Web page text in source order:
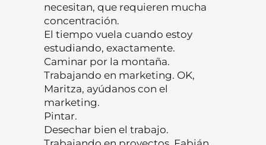
necesitan, que requieren mucha
concentración.
El tiempo vuela cuando estoy
estudiando, exactamente.
Caminar por la montaña.
Trabajando en marketing. OK,
Maritza, ayúdanos con el
marketing.
Pintar.
Desechar bien el trabajo.